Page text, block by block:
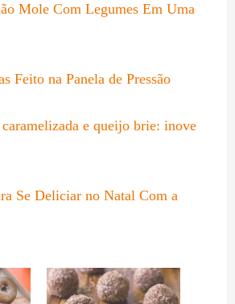
Mole Com Legumes Em Uma
Feito na Panela de Pressão
e queijo brie: inove
Se Deliciar no Natal Com a